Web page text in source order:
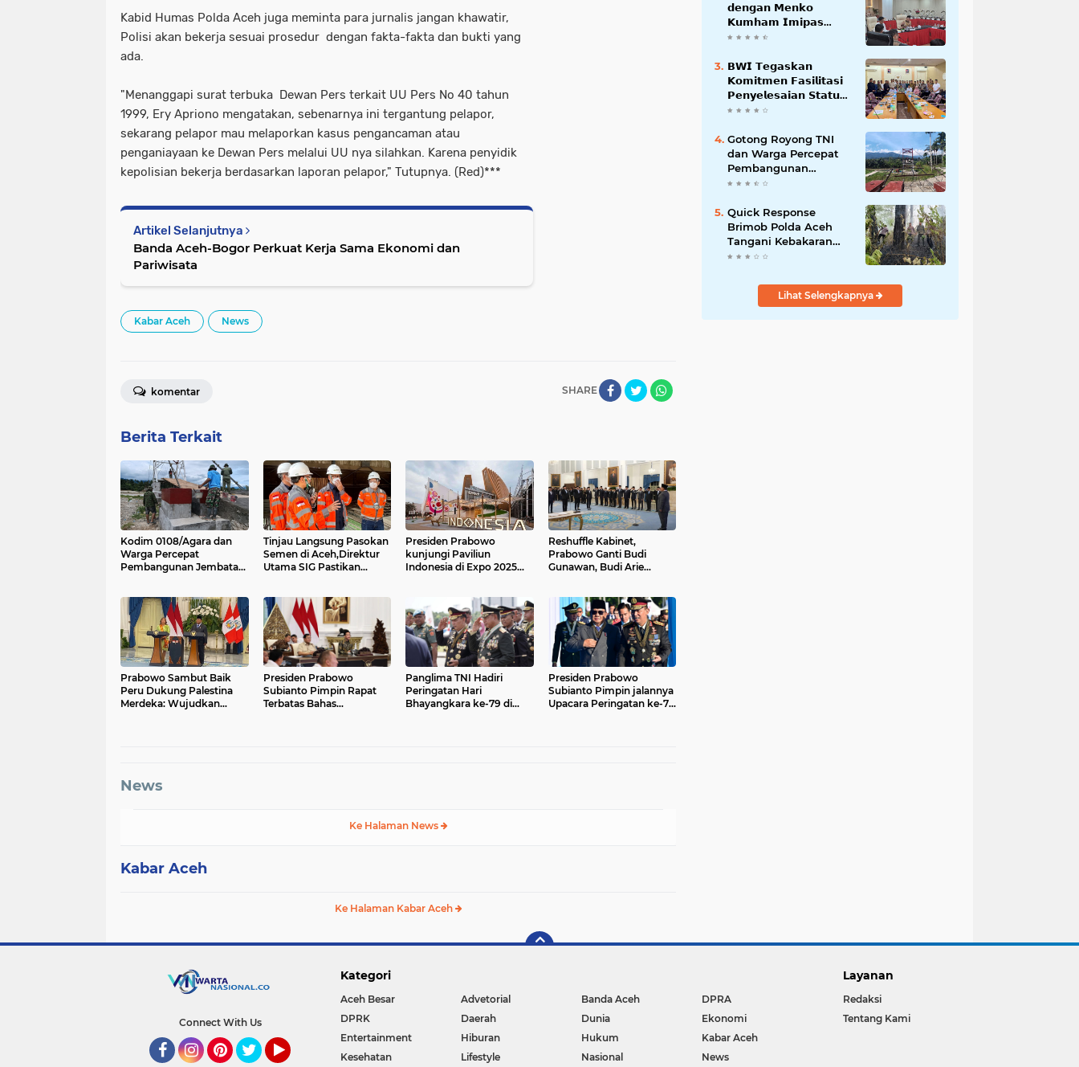
Kabid Humas Polda Aceh juga meminta para jurnalis jangan khawatir,
Polisi akan bekerja sesuai prosedur dengan fakta-fakta dan bukti yang
ada.
"Menanggapi surat terbuka Dewan Pers terkait UU Pers No 40 tahun
1999, Ery Apriono mengatakan, sebenarnya ini tergantung pelapor,
sekarang pelapor mau melaporkan kasus pengancaman atau
penganiayaan ke Dewan Pers melalui UU nya silahkan. Karena penyidik
kepolisian bekerja berdasarkan laporan pelapor," Tutupnya. (Red)***
Artikel Selanjutnya
Banda Aceh-Bogor Perkuat Kerja Sama Ekonomi dan
Pariwisata
Kabar Aceh News
SHARE
komentar
Berita Terkait
Kodim 0108/Agara dan
Warga Percepat
Pembangunan Jembatan
Tinjau Langsung Pasokan
Semen di Aceh,Direktur
Utama SIG Pastikan
Presiden Prabowo
kunjungi Paviliun
Indonesia di Expo 2025
Reshuffle Kabinet,
Prabowo Ganti Budi
Gunawan, Budi Arie
Prabowo Sambut Baik
Peru Dukung Palestina
Merdeka: Wujudkan
Presiden Prabowo
Subianto Pimpin Rapat
Terbatas Bahas
Panglima TNI Hadiri
Peringatan Hari
Bhayangkara ke-79 di
Presiden Prabowo
Subianto Pimpin jalannya
Upacara Peringatan ke-79
News
Ke Halaman News
Kabar Aceh
Ke Halaman Kabar Aceh
𝗱𝗲𝗻𝗴𝗮𝗻 𝗠𝗲𝗻𝗸𝗼
𝗞𝘂𝗺𝗵𝗮𝗺 𝗜𝗺𝗶𝗽𝗮𝘀
𝗧𝗲𝗿𝗸𝗮𝗶𝘁 𝗦𝘁𝗮𝘁𝘂𝘀 𝗪𝗮𝗸𝗮𝗳
𝗕𝗪𝗜 𝗧𝗲𝗴𝗮𝘀𝗸𝗮𝗻
𝗞𝗼𝗺𝗶𝘁𝗺𝗲𝗻 𝗙𝗮𝘀𝗶𝗹𝗶𝘁𝗮𝘀𝗶
𝗣𝗲𝗻𝘆𝗲𝗹𝗲𝘀𝗮𝗶𝗮𝗻 𝗦𝘁𝗮𝘁𝘂𝘀
𝗪𝗮𝗸𝗮𝗳 𝗕𝗹𝗮𝗻𝗴 𝗣𝗮𝗱𝗮𝗻𝗴
Gotong Royong TNI
dan Warga Percepat
Pembangunan
Jembatan Gantung
Aceh Tenggara
Quick Response
Brimob Polda Aceh
Tangani Kebakaran
Hutan di Lembah
Lihat Selengkapnya
Connect With Us
Kategori
Aceh Besar Advetorial Banda Aceh
DPRA
DPRK
Daerah Dunia
Ekonomi
Entertainment
Hiburan Hukum
Kabar Aceh
Kesehatan
Lifestyle Nasional News
Layanan
Redaksi
Tentang Kami